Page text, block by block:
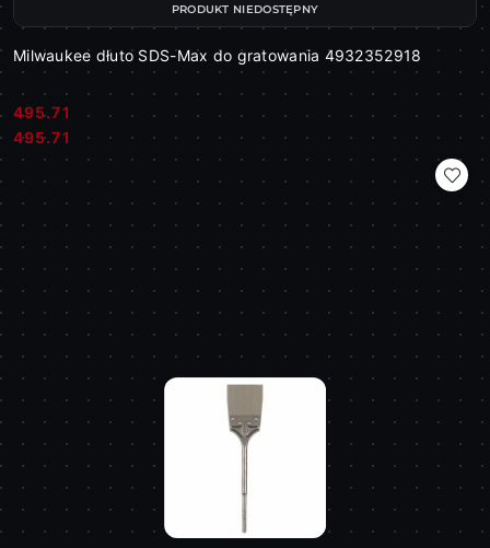
Milwaukee dłuto SDS-Max do gratowania 4932352918
Cena:
495.71
Cena:
495.71
PRODUKT NIEDOSTĘPNY